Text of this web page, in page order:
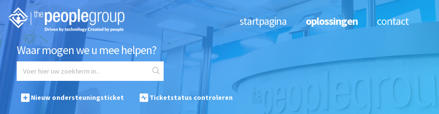
Waar mogen we u mee helpen?
Nieuw ondersteuningsticket Ticketstatus controleren
startpagina oplossingen contact